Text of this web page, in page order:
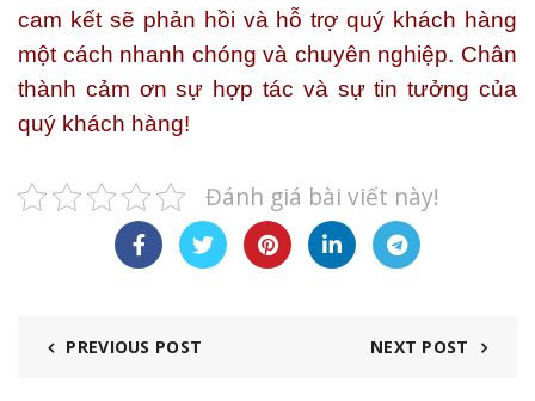
cam kết sẽ phản hồi và hỗ trợ quý khách hàng
một cách nhanh chóng và chuyên nghiệp. Chân
thành cảm ơn sự hợp tác và sự tin tưởng của
quý khách hàng!
Đánh giá bài viết này!
PREVIOUS POST NEXT POST